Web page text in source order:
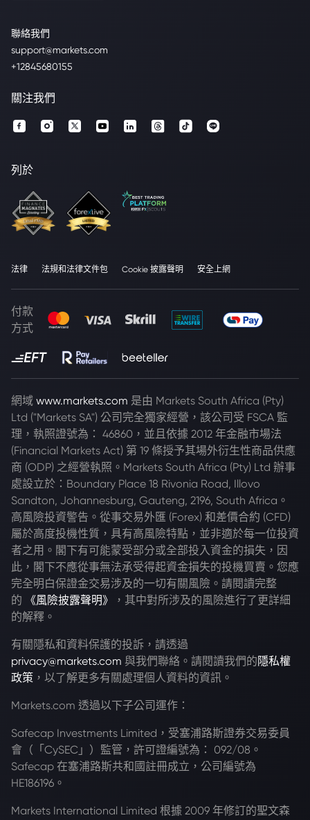
聯絡我們
support@markets.com
+12845680155
關注我們
列於
法律 法規和法律文件包 Cookie 披露聲明 安全上網
付款
方式
網域 www.markets.com 是由 Markets South Africa (Pty)
Ltd ("Markets SA") 公司完全獨家經營，該公司受 FSCA 監
理，執照證號為： 46860，並且依據 2012 年金融市場法
(Financial Markets Act) 第 19 條授予其場外衍生性商品供應
商 (ODP) 之經營執照。Markets South Africa (Pty) Ltd 辦事
處設立於：Boundary Place 18 Rivonia Road, Illovo
Sandton, Johannesburg, Gauteng, 2196, South Africa。
高風險投資警告。從事交易外匯 (Forex) 和差價合約 (CFD)
屬於高度投機性質，具有高風險特點，並非適於每一位投資
者之用。閣下有可能蒙受部分或全部投入資金的損失，因
此，閣下不應從事無法承受得起資金損失的投機買賣。您應
完全明白保證金交易涉及的一切有關風險。請閱讀完整
的
《風險披露聲明》
，其中對所涉及的風險進行了更詳細
的解釋。
有關隱私和資料保護的投訴，請透過
privacy@markets.com 與我們聯絡。請閱讀我們的隱私權
政策 ，以了解更多有關處理個人資料的資訊。
Markets.com 透過以下子公司運作：
Safecap Investments Limited，受塞浦路斯證券交易委員
會（「CySEC」）監管，許可證編號為： 092/08。
Safecap 在塞浦路斯共和國註冊成立，公司編號為
HE186196。
Markets International Limited 根據 2009 年修訂的聖文森